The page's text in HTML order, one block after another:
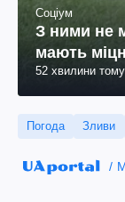
Соціум
З ними не
мають
52 хвилини тому
Погода Зливи